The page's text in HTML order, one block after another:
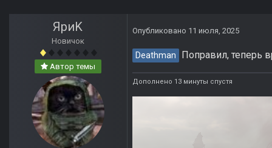
ЯриK
Новичок
Автор темы
Опубликовано 11 июля, 2025
Deathman Поправил, теперь
Дополнено 13 минуты спустя